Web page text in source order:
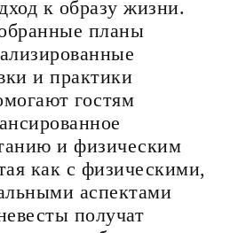
к образу жизни.
планы
и практики
гостям
и физическим
как с физическими,
аспектами
получат